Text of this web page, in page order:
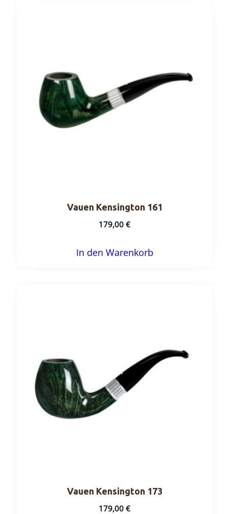
Vauen Kensington 161
179,00€
In den Warenkorb
Vauen Kensington 173
179,00€